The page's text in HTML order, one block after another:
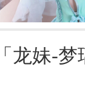
龙妹-